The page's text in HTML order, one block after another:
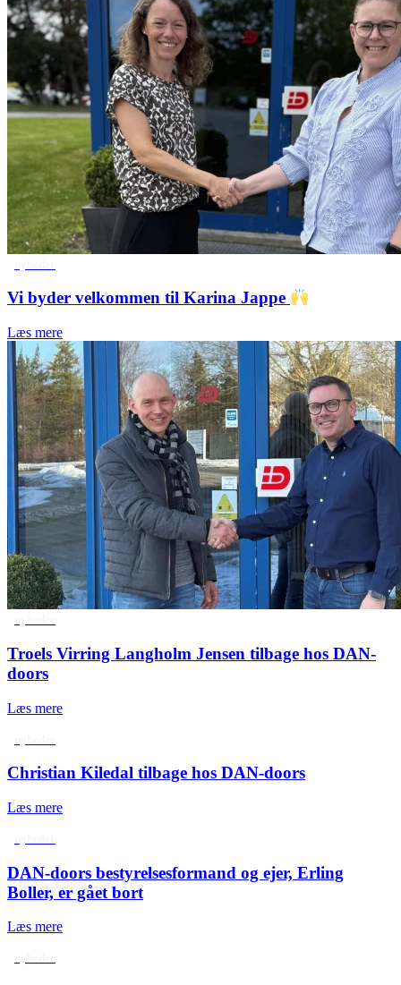
Vi byder velkommen til Karina Jappe
Læs mere
Troels Virring Langholm Jensen tilbage hos DAN-
doors
Læs mere
Christian Kiledal tilbage hos DAN-doors
Læs mere
DAN-doors bestyrelsesformand og ejer, Erling
Boller, er gået bort
Læs mere